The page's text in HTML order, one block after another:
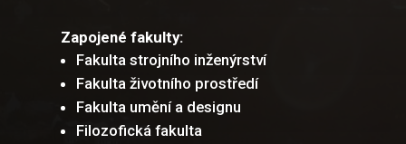
Zapojené fakulty:
Fakulta strojního inženýrství
Fakulta životního prostředí
Fakulta umění a designu
Filozofická fakulta